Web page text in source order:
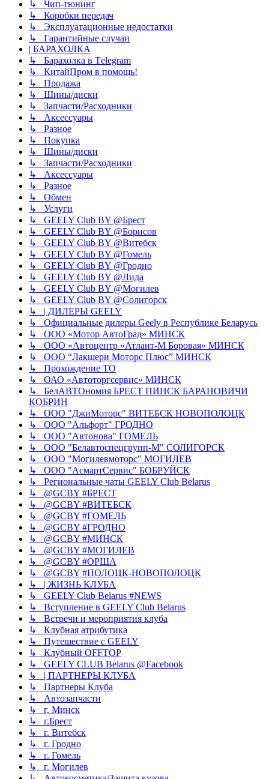
↳ Чип-тюнинг
↳ Коробки передач
↳ Эксплуатационные недостатки
↳ Гарантийные случаи
| БАРАХОЛКА
↳ Барахолка в Tеlegram
↳ КитайПром в помощь!
↳ Продажа
↳ Шины/диски
↳ Запчасти/Расходники
↳ Аксессуары
↳ Разное
↳ Покупка
↳ Шины/диски
↳ Запчасти/Расходники
↳ Аксессуары
↳ Разное
↳ Обмен
↳ Услуги
↳ GEELY Club BY @Брест
↳ GEELY Club BY @Борисов
↳ GEELY Club BY @Витебск
↳ GEELY Club BY @Гомель
↳ GEELY Club BY @Гродно
↳ GEELY Club BY @Лида
↳ GEELY Club BY @Могилев
↳ GEELY Club BY @Солигорск
↳ | ДИЛЕРЫ GEELY
↳ Официальные дилеры Geely в Республике Беларусь
↳ ООО «Мотор АвтоГрад» МИНСК
↳ ООО «Автоцентр «Атлант-М Боровая» МИНСК
↳ ООО “Лакшери Моторс Плюс” МИНСК
↳ Прохождение ТО
↳ ОАО «Автоторгсервис» МИНСК
↳ БелАВТОномия БРЕСТ ПИНСК БАРАНОВИЧИ
КОБРИН
↳ ООО "ДжиМоторс" ВИТЕБСК НОВОПОЛОЦК
↳ ООО "Альфорт" ГРОДНО
↳ ООО "Автонова" ГОМЕЛЬ
↳ ООО "Белавтоспецгрупп-М" СОЛИГОРСК
↳ ООО "Могилевмоторс" МОГИЛЕВ
↳ ООО "АсмартСервис" БОБРУЙСК
↳ Региональные чаты GEELY Club Belarus
↳ @GCBY #БРЕСТ
↳ @GCBY #ВИТЕБСК
↳ @GCBY #ГОМЕЛЬ
↳ @GCBY #ГРОДНО
↳ @GCBY #МИНСК
↳ @GCBY #МОГИЛЕВ
↳ @GCBY #ОРША
↳ @GCBY #ПОЛОЦК-НОВОПОЛОЦК
↳ | ЖИЗНЬ КЛУБА
↳ GEELY Club Bеlarus #NEWS
↳ Вступление в GEELY Club Belarus
↳ Встречи и мероприятия клуба
↳ Клубная атрибутика
↳ Путешествие с GEELY
↳ Клубный OFFTOP
↳ GEELY CLUB Belarus @Facebook
↳ | ПАРТНЕРЫ КЛУБА
↳ Партнеры Клуба
↳ Автозапчасти
↳ г. Минск
↳ г.Брест
↳ г. Витебск
↳ г. Гродно
↳ г. Гомель
↳ г. Могилев